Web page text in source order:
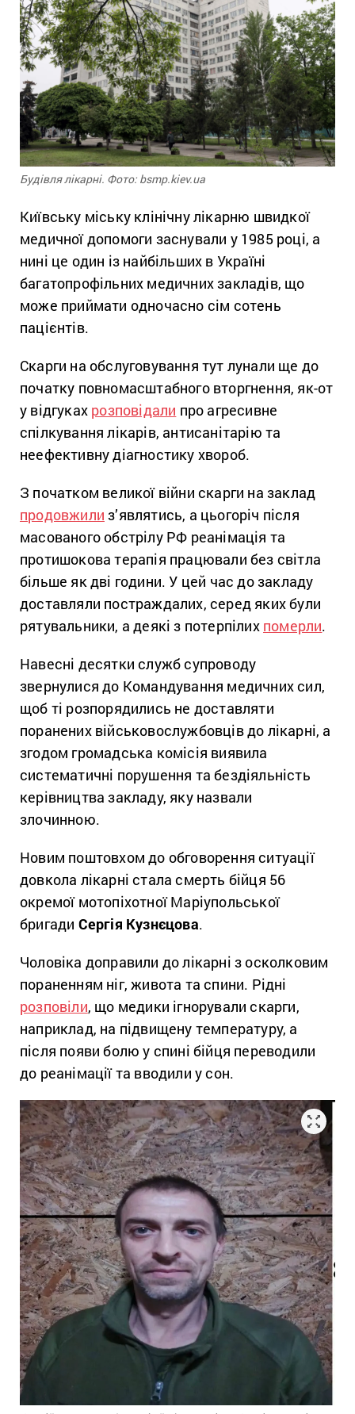
Будівля лікарні. Фото: bsmp.kiev.ua
Київську міську клінічну лікарню швидкої
медичної допомоги заснували у 1985 році, а
нині це один із найбільших в Україні
багатопрофільних медичних закладів, що
може приймати одночасно сім сотень
пацієнтів.
Скарги на обслуговування тут лунали ще до
початку повномасштабного вторгнення, як-от
у відгуках розповідали про агресивне
спілкування лікарів, антисанітарію та
неефективну діагностику хвороб.
З початком великої війни скарги на заклад
продовжили з’являтись, а цьогоріч після
масованого обстрілу РФ реанімація та
протишокова терапія працювали без світла
більше як дві години. У цей час до закладу
доставляли постраждалих, серед яких були
рятувальники, а деякі з потерпілих померли.
Навесні десятки служб супроводу
звернулися до Командування медичних сил,
щоб ті розпорядились не доставляти
поранених військовослужбовців до лікарні, а
згодом громадська комісія виявила
систематичні порушення та бездіяльність
керівництва закладу, яку назвали
злочинною.
Новим поштовхом до обговорення ситуації
довкола лікарні стала смерть бійця 56
окремої мотопіхотної Маріупольської
бригади Сергія Кузнєцова.
Чоловіка доправили до лікарні з осколковим
пораненням ніг, живота та спини. Рідні
розповіли, що медики ігнорували скарги,
наприклад, на підвищену температуру, а
після появи болю у спині бійця переводили
до реанімації та вводили у сон.